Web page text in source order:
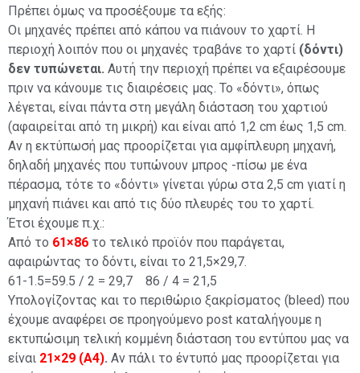
Πρέπει όμως να προσέξουμε τα εξής:
Οι μηχανές πρέπει από κάπου να πιάνουν το χαρτί. Η
περιοχή λοιπόν που οι μηχανές τραβάνε το χαρτί (δόντι)
δεν τυπώνεται. Αυτή την περιοχή πρέπει να εξαιρέσουμε
πριν να κάνουμε τις διαιρέσεις μας. Το «δόντι», όπως
λέγεται, είναι πάντα στη μεγάλη διάσταση του χαρτιού
(αφαιρείται από τη μικρή) και είναι από 1,2 cm έως 1,5 cm.
Aν η εκτύπωσή μας προορίζεται για αμφίπλευρη μηχανή,
δηλαδή μηχανές που τυπώνουν μπρος -πίσω με ένα
πέρασμα, τότε το «δόντι» γίνεται γύρω στα 2,5 cm γιατί η
μηχανή πιάνει και από τις δύο πλευρές του το χαρτί.
Έτσι έχουμε π.χ.:
Από το 61×86 το τελικό προϊόν που παράγεται,
αφαιρώντας το δόντι, είναι το 21,5×29,7.
61-1.5=59.5 / 2 = 29,7 86 / 4 = 21,5
Υπολογίζοντας και το περιθώριο ξακρίσματος (bleed) που
έχουμε αναφέρει σε προηγούμενο post καταλήγουμε η
εκτυπώσιμη τελική κομμένη διάσταση του εντύπου μας να
είναι 21×29 (A4). Αν πάλι το έντυπό μας προορίζεται για